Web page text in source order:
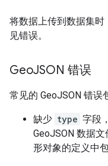
将数据上传到数据集
见错误。
GeoJSON 错误
常见的 GeoJSON 错误
缺少 type 字段
GeoJSON 数据
形对象的定义中